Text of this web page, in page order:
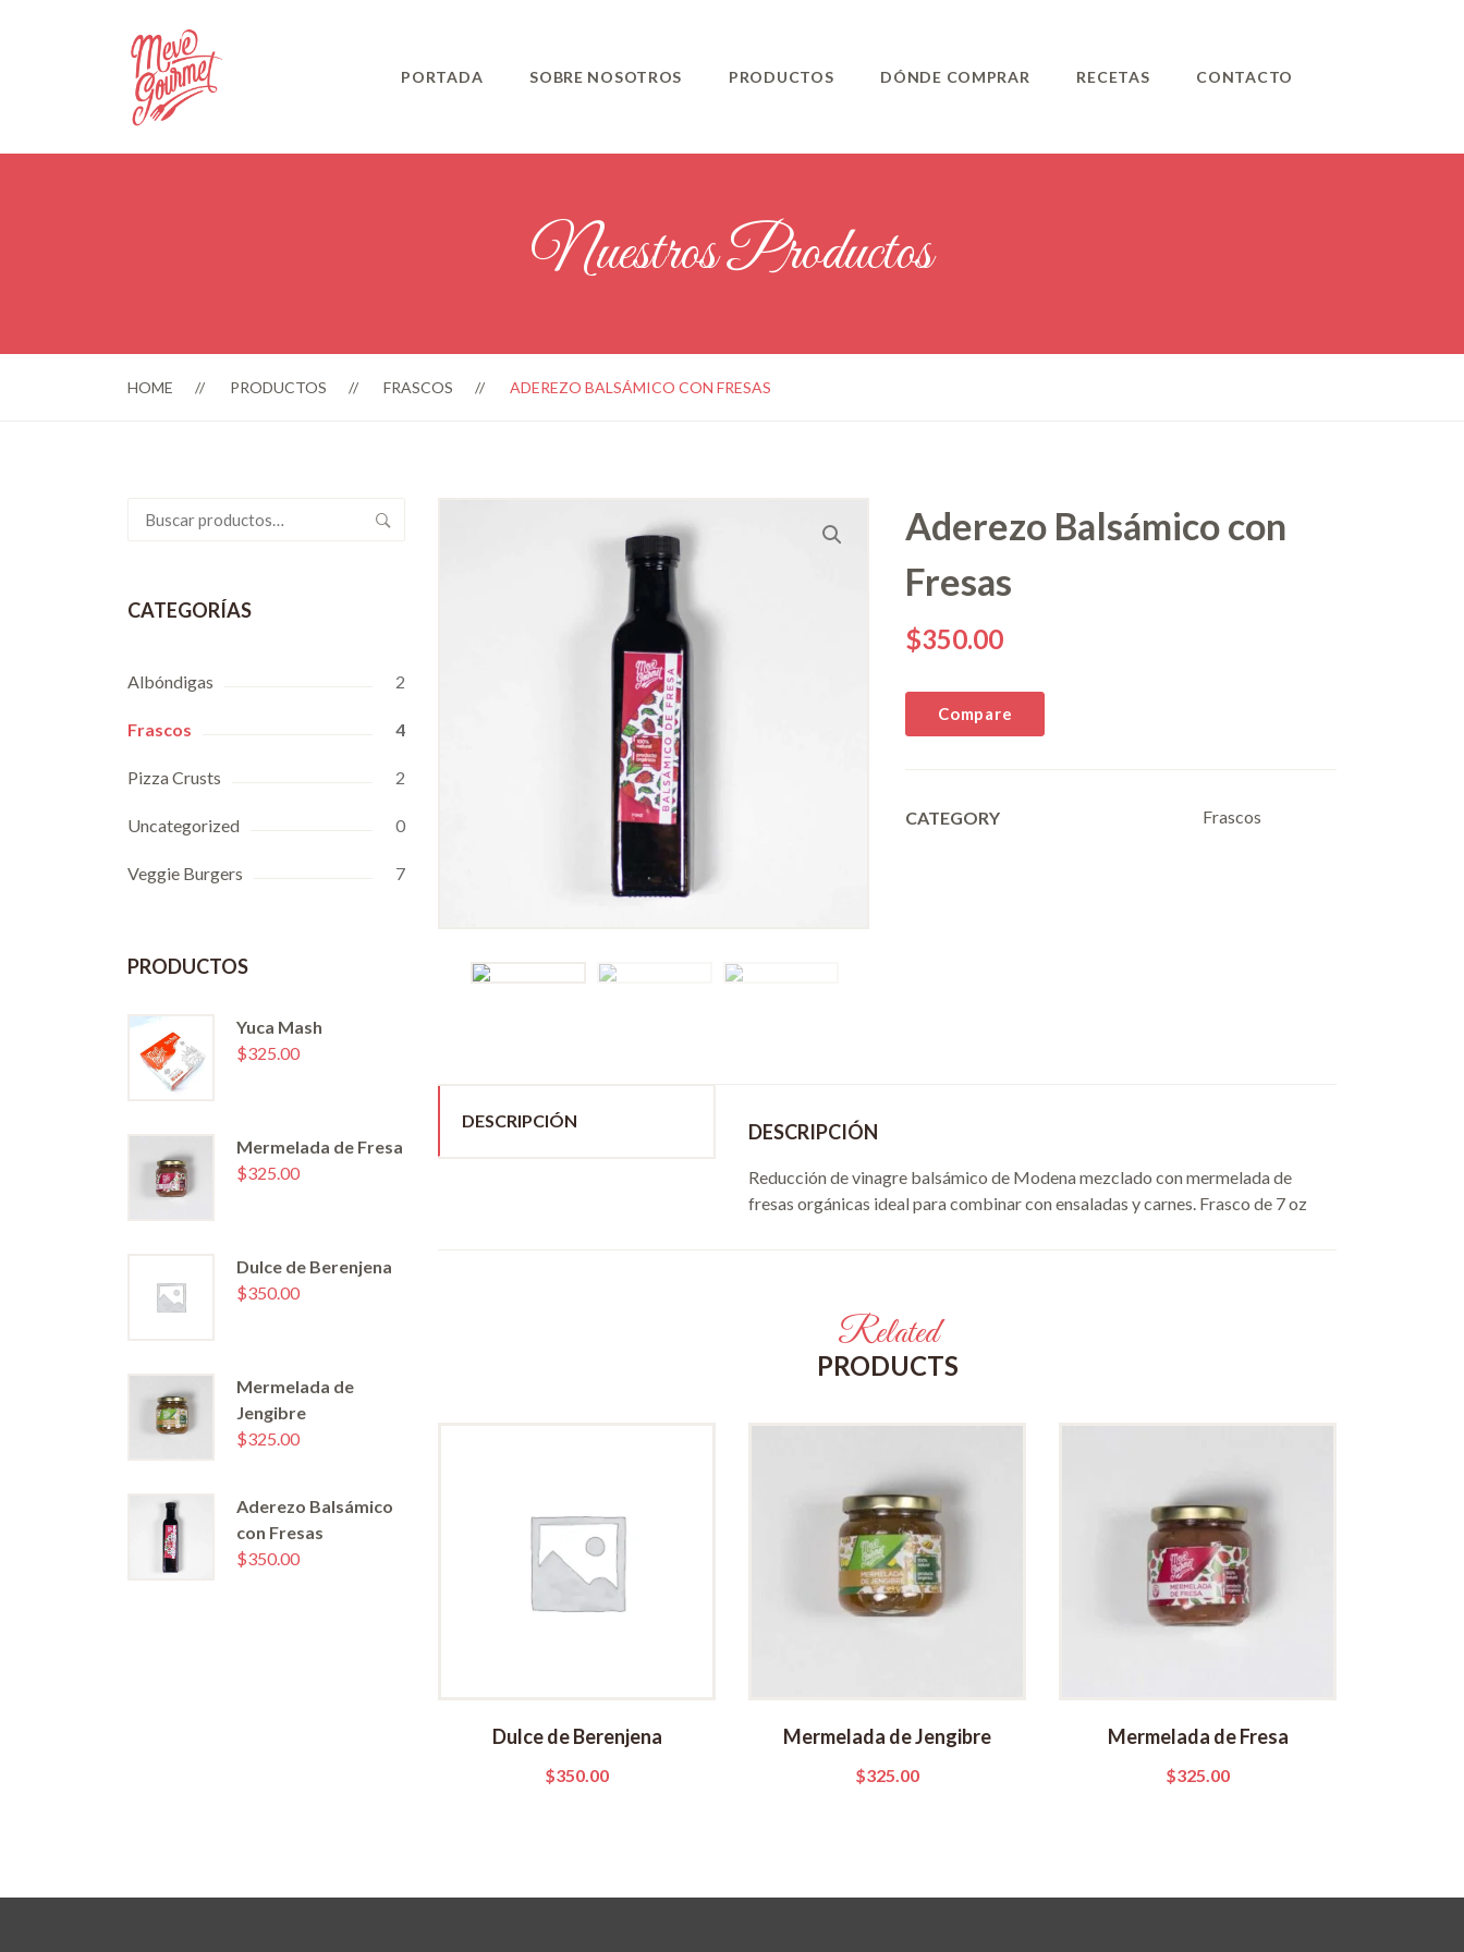
PORTADA SOBRE NOSOTROS PRODUCTOS DÓNDE COMPRAR RECETAS CONTACTO
Nuestros Productos
HOME PRODUCTOS FRASCOS ADEREZO BALSÁMICO CON FRESAS
Buscar
CATEGORÍAS
Albóndigas 2
Frascos 4
Pizza Crusts 2
Uncategorized 0
Veggie Burgers 7
PRODUCTOS
Yuca Mash
$325.00
Mermelada de Fresa
$325.00
Dulce de Berenjena
$350.00
Mermelada de
Jengibre
$325.00
Aderezo Balsámico
con Fresas
$350.00
Aderezo Balsámico con
Fresas
$350.00
Compare
CATEGORY Frascos
DESCRIPCIÓN DESCRIPCIÓN
Reducción de vinagre balsámico de Modena mezclado con mermelada de
fresas orgánicas ideal para combinar con ensaladas y carnes. Frasco de 7 oz
Related
PRODUCTS
Dulce de Berenjena
$350.00
Mermelada de Jengibre
$325.00
Mermelada de Fresa
$325.00